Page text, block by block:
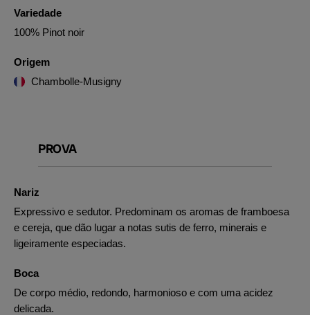
Variedade
100% Pinot noir
Origem
Chambolle-Musigny
PROVA
Nariz
Expressivo e sedutor. Predominam os aromas de framboesa
e cereja, que dão lugar a notas sutis de ferro, minerais e
ligeiramente especiadas.
Boca
De corpo médio, redondo, harmonioso e com uma acidez
delicada.